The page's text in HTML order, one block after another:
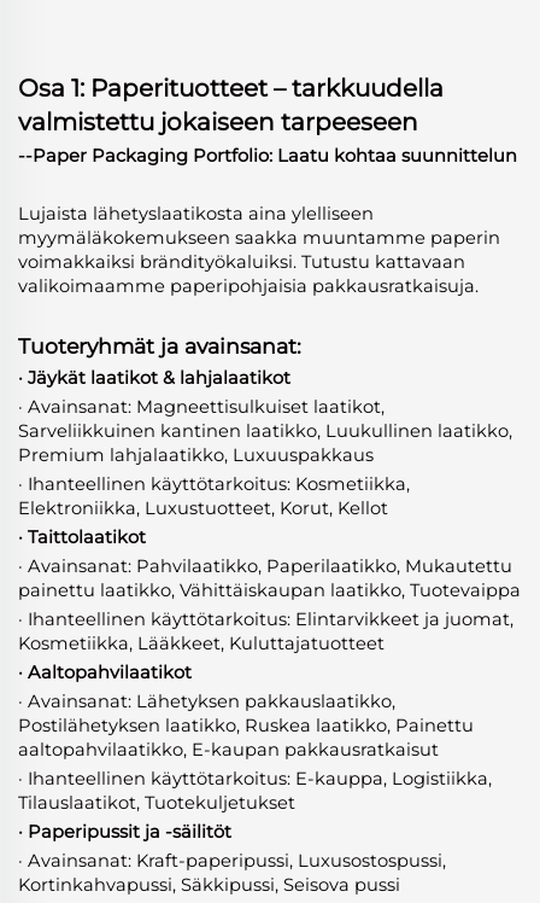
Osa 1: Paperituotteet – tarkkuudella
valmistettu jokaiseen tarpeeseen
--Paper Packaging Portfolio: Laatu kohtaa suunnittelun
Lujaista lähetyslaatikosta aina ylelliseen
myymäläkokemukseen saakka muuntamme paperin
voimakkaiksi brändityökaluiksi. Tutustu kattavaan
valikoimaamme paperipohjaisia pakkausratkaisuja.
Tuoteryhmät ja avainsanat:
· Jäykät laatikot & lahjalaatikot
· Avainsanat: Magneettisulkuiset laatikot,
Sarveliikkuinen kantinen laatikko, Luukullinen laatikko,
Premium lahjalaatikko, Luxuuspakkaus
· Ihanteellinen käyttötarkoitus: Kosmetiikka,
Elektroniikka, Luxustuotteet, Korut, Kellot
· Taittolaatikot
· Avainsanat: Pahvilaatikko, Paperilaatikko, Mukautettu
painettu laatikko, Vähittäiskaupan laatikko, Tuotevaippa
· Ihanteellinen käyttötarkoitus: Elintarvikkeet ja juomat,
Kosmetiikka, Lääkkeet, Kuluttajatuotteet
· Aaltopahvilaatikot
· Avainsanat: Lähetyksen pakkauslaatikko,
Postilähetyksen laatikko, Ruskea laatikko, Painettu
aaltopahvilaatikko, E-kaupan pakkausratkaisut
· Ihanteellinen käyttötarkoitus: E-kauppa, Logistiikka,
Tilauslaatikot, Tuotekuljetukset
· Paperipussit ja -säilitöt
· Avainsanat: Kraft-paperipussi, Luxusostospussi,
Kortinkahvapussi, Säkkipussi, Seisova pussi